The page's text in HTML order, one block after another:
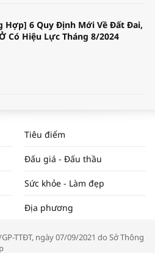
Hợp] 6 Quy Định Mới Về Đất Đai,
Có Hiệu Lực Tháng 8/2024
NĂM 2024 VÀ NĂM 2025 | NHỊP
TRƯỜNG #62
đàm “Xúc tiến thương mại: Khơi
Tiêu điểm
Đấu giá - Đấu thầu
Sức khỏe - Làm đẹp
Địa phương
TTĐT, ngày 07/09/2021 do Sở Thông